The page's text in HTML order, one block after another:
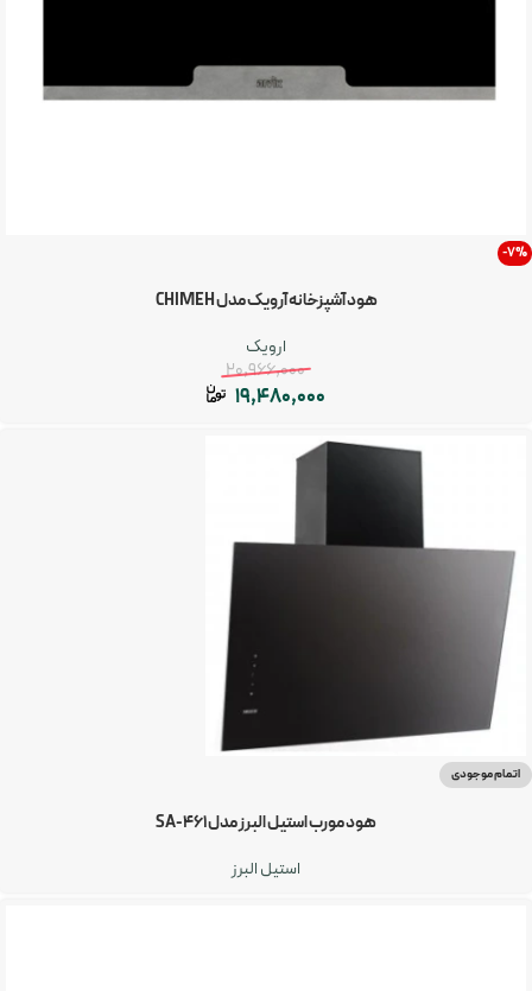
-7%
هود آشپزخانه آرویک مدل CHIMEH
ارویک
20,966,000
19,480,000
اتمام موجودی
هود مورب استیل البرز مدل SA-461
استیل البرز